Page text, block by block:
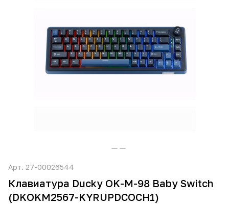
Арт. 27-00026544
Клавиатура Ducky OK-M-98 Baby Switch
(DKOKM2567-KYRUPDCOCH1)